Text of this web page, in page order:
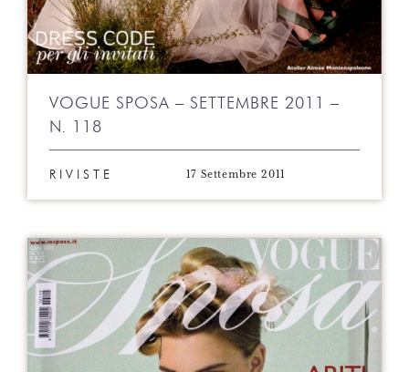
VOGUE SPOSA – SETTEMBRE 2011 –
N. 118
RIVISTE 17 Settembre 2011